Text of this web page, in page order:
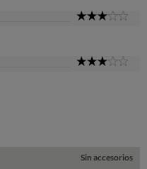
Sin accesorios